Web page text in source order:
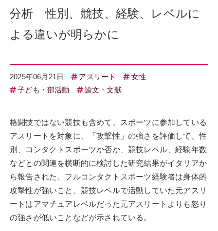
分析 性別、競技、経験、レベルに
よる違いが明らかに
2025年06月21日 アスリート
女性
子ども・部活動
論文・文献
格闘技ではない競技も含めて、スポーツに参加している
アスリートを対象に、「攻撃性」の強さを評価して、性
別、コンタクトスポーツか否か、競技レベル、経験年数
などとの関連を横断的に検討した研究結果がイタリアか
ら報告された。フルコンタクトスポーツ経験者は身体的
攻撃性が強いこと、競技レベルで活動していた元アスリ
ートはアマチュアレベルだった元アスリートよりも怒り
の強さが低いことなどが示されている。